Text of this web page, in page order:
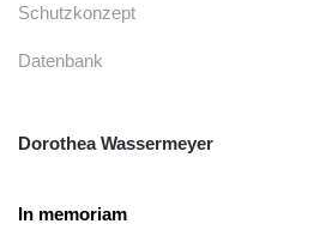
Schutzkonzept
Datenbank
Dorothea Wassermeyer
In memoriam